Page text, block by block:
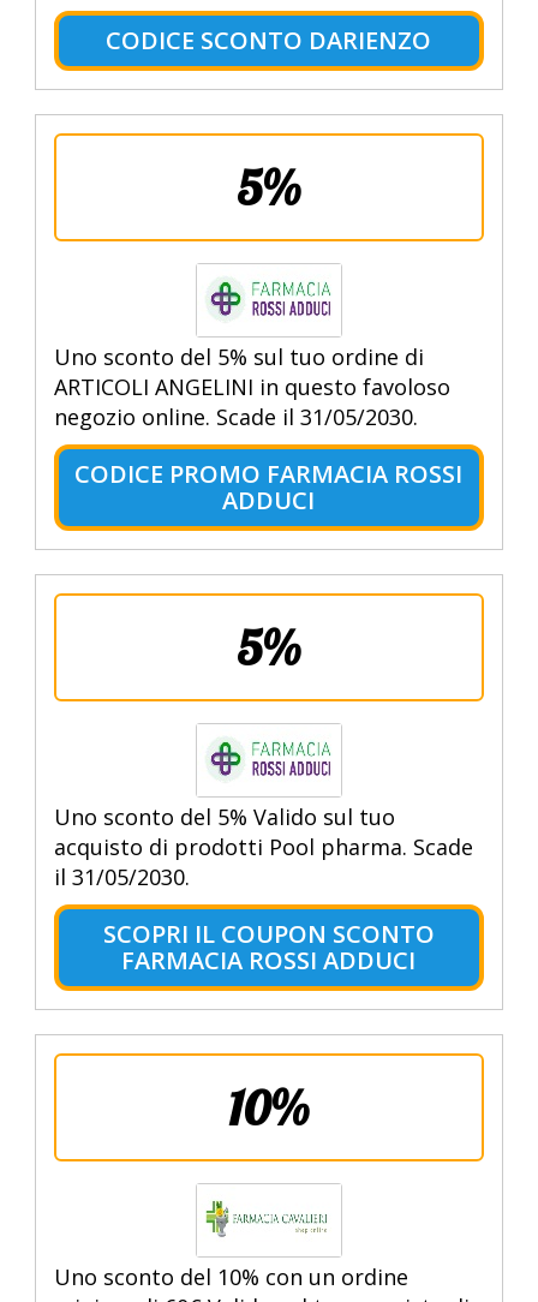
CODICE SCONTO DARIENZO
5%
Uno sconto del 5% sul tuo ordine di
ARTICOLI ANGELINI in questo favoloso
negozio online. Scade il 31/05/2030.
CODICE PROMO FARMACIA ROSSI
ADDUCI
5%
Uno sconto del 5% Valido sul tuo
acquisto di prodotti Pool pharma. Scade
il 31/05/2030.
SCOPRI IL COUPON SCONTO
FARMACIA ROSSI ADDUCI
10%
Uno sconto del 10% con un ordine